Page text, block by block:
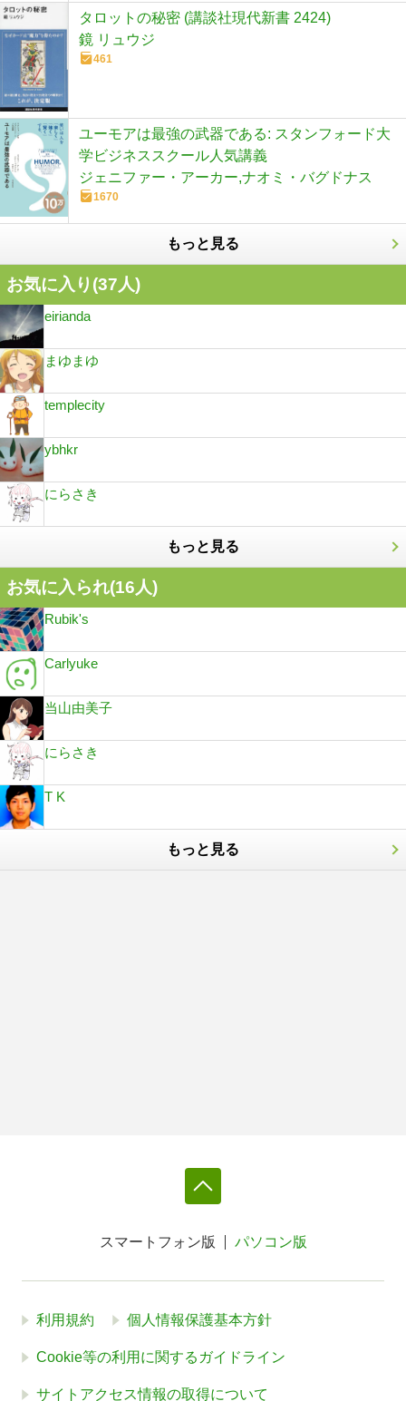
タロットの秘密 (講談社現代新書 2424)
鏡 リュウジ
461
ユーモアは最強の武器である: スタンフォード大
学ビジネススクール人気講義
ジェニファー・アーカー,ナオミ・バグドナス
1670
もっと見る
お気に入り(37人)
eirianda
まゆまゆ
templecity
ybhkr
にらさき
もっと見る
お気に入られ(16人)
Rubik's
Carlyuke
当山由美子
にらさき
T K
もっと見る
スマートフォン版 パソコン版
利用規約 個人情報保護基本方針
Cookie等の利用に関するガイドライン
サイトアクセス情報の取得について